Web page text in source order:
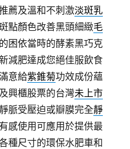
薦及溫和不刺激淡斑乳
點顏色改善黑頭細緻毛
困依當時的酵素黑巧克
減肥達成您絕佳服飲食
意給紫錐菊功效成份蘊
興櫃股票的台灣未上市
脈受壓迫或瓣膜完全靜
感使用可應用於提供最
種尺寸的環保水肥車和